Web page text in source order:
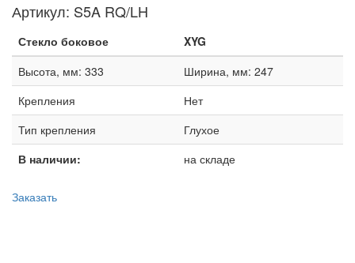
Артикул: S5A RQ/LH
Стекло боковое
XYG
Высота, мм: 333
Ширина, мм: 247
Крепления
Нет
Тип крепления
Глухое
В наличии:
на складе
Заказать